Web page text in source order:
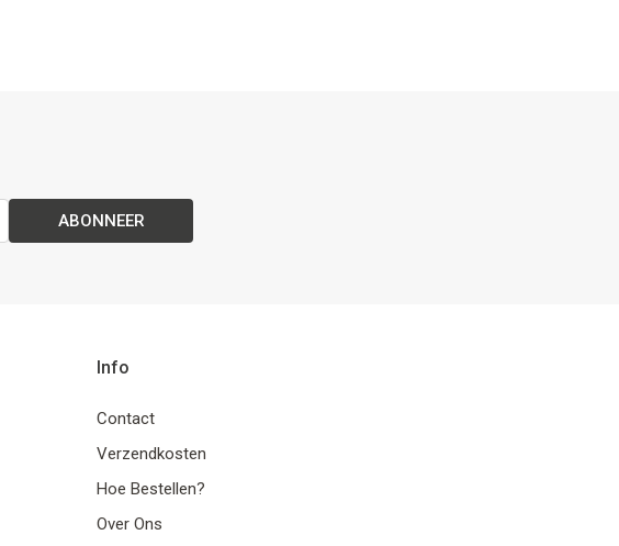
ABONNEER
Info
Contact
Verzendkosten
Hoe Bestellen?
Over Ons